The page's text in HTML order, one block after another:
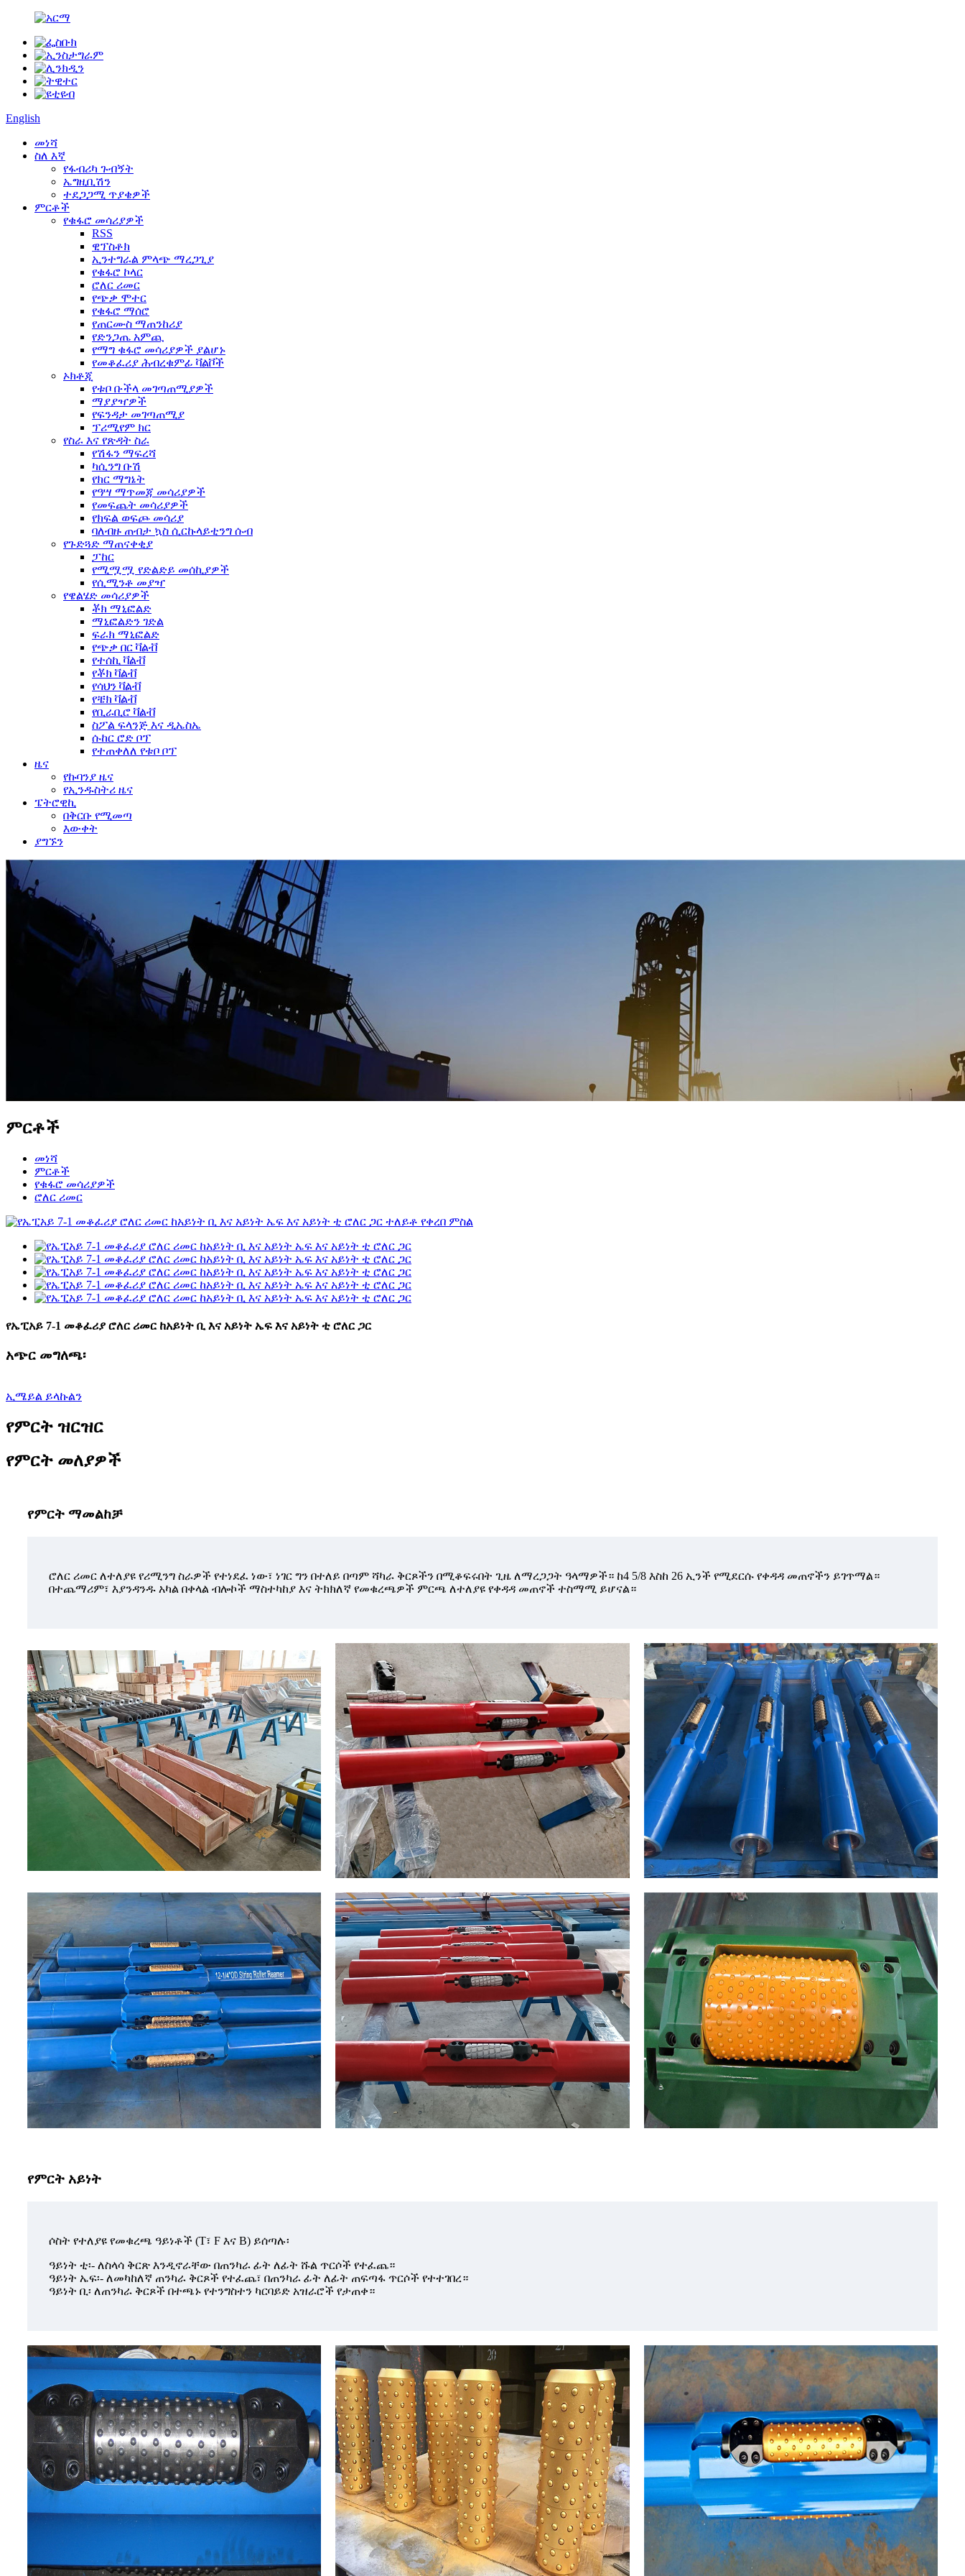
English
መነሻ
ስለ እኛ
የፋብሪካ ጉብኝት
ኤግዚቢሽን
ተደጋጋሚ ጥያቄዎች
ምርቶች
የቁፋሮ መሳሪያዎች
RSS
ዊፕስቶክ
ኢንተግራል ምላጭ ማረጋጊያ
የቁፋሮ ኮላር
ሮለር ሪመር
የጭቃ ሞተር
የቁፋሮ ማሰሮ
የጠርሙስ ማጠንከሪያ
የድንጋጤ አምጪ
የማግ ቁፋሮ መሳሪያዎች ያልሆኑ
የመቆፈሪያ ሕብረቁምፊ ቫልቮች
ኦክቶጂ
የቱቦ ቡችላ መገጣጠሚያዎች
ማያያዣዎች
የፍንዳታ መገጣጠሚያ
ፕሪሚየም ክር
የስራ እና የጽዳት ስራ
የሽፋን ማፍረሻ
ካሲንግ ቡሽ
የክር ማግኔት
የዓሣ ማጥመጃ መሳሪያዎች
የመፍጨት መሳሪያዎች
የክፍል ወፍጮ መሳሪያ
ባለብዙ ጠብታ ኳስ ሲርኩላይቲንግ ሱብ
የጉድጓድ ማጠናቀቂያ
ፓከር
የሚሟሟ የድልድይ መሰኪያዎች
የሲሚንቶ መያዣ
የዌልሄድ መሳሪያዎች
ቾክ ማኒፎልድ
ማኒፎልድን ገድል
ፍራክ ማኒፎልድ
የጭቃ በር ቫልቭ
የተሰኪ ቫልቭ
የቾክ ቫልቭ
የሳህን ቫልቭ
የቼክ ቫልቭ
የቢራቢሮ ቫልቭ
ስፖል ፍላንጅ እና ዲኤስኤ
ሱከር ሮድ ቦፕ
የተጠቀለለ የቱቦ ቦፕ
ዜና
የኩባንያ ዜና
የኢንዱስትሪ ዜና
ፔትሮዊኪ
በቅርቡ የሚመጣ
እውቀት
ያግኙን
ምርቶች
መነሻ
ምርቶች
የቁፋሮ መሳሪያዎች
ሮለር ሪመር
የኤፒአይ 7-1 መቆፈሪያ ሮለር ሪመር ከአይነት ቢ እና አይነት ኤፍ እና አይነት ቲ ሮለር ጋር
አጭር መግለጫ፡
ኢሜይል ይላኩልን
የምርት ዝርዝር
የምርት መለያዎች
የምርት ማመልከቻ
ሮለር ሪመር ለተለያዩ የሪሚንግ ስራዎች የተነደፈ ነው፣ ነገር ግን በተለይ በጣም ሻካራ ቅርጾችን በሚቆፍሩበት ጊዜ ለማረጋጋት ዓላማዎች። ከ4 5/8 እስከ 26 ኢንች የሚደርሱ የቀዳዳ መጠኖችን ይገጥማል።
በተጨማሪም፣ እያንዳንዱ አካል በቀላል ብሎኮች ማስተካከያ እና ትክክለኛ የመቁረጫዎች ምርጫ ለተለያዩ የቀዳዳ መጠኖች ተስማሚ ይሆናል።
የምርት አይነት
ሶስት የተለያዩ የመቁረጫ ዓይነቶች (T፣ F እና B) ይሰጣሉ፡
ዓይነት ቲ፡- ለስላሳ ቅርጽ እንዲኖራቸው በጠንካራ ፊት ለፊት ሹል ጥርሶች የተፈጨ።
ዓይነት ኤፍ፡- ለመካከለኛ ጠንካራ ቅርጾች የተፈጨ፣ በጠንካራ ፊት ለፊት ጠፍጣፋ ጥርሶች የተተገበረ።
ዓይነት ቢ፡ ለጠንካራ ቅርጾች በተጫኑ የተንግስተን ካርባይድ አዝራሮች የታጠቀ።